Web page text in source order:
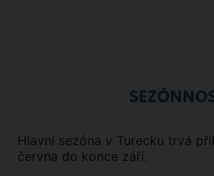
Hlavní sezóna v Turecku trvá
června do konce září.